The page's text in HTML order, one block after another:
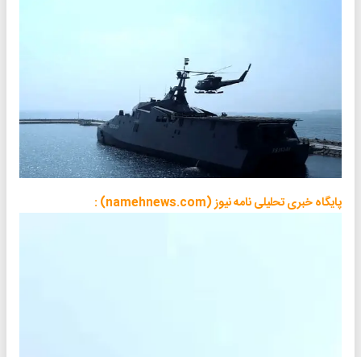
پایگاه خبری تحلیلی نامه نیوز (namehnews.com) :